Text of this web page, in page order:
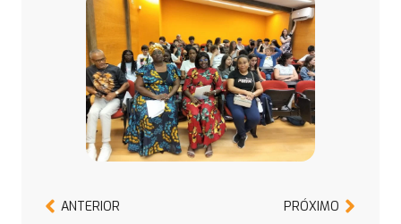
ANTERIOR PRÓXIMO